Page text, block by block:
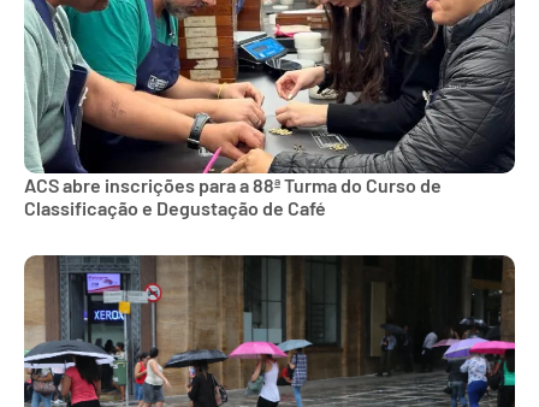
ACS abre inscrições para a 88ª Turma do Curso de
Classificação e Degustação de Café